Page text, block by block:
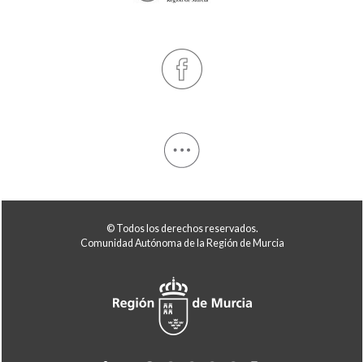
© Todos los derechos reservados.
Comunidad Autónoma de la Región de Murcia